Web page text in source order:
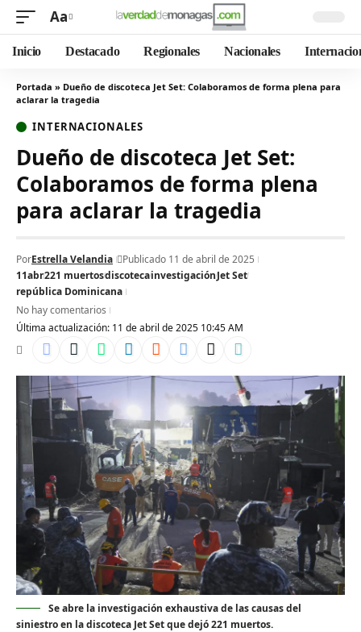
Aa
Inicio Destacado Regionales Nacionales
Portada » Dueño de discoteca Jet Set: Colaboramos de forma plena para
aclarar la tragedia
INTERNACIONALES
Dueño de discoteca Jet Set:
Colaboramos de forma plena
para aclarar la tragedia
Última actualización: 11 de abril de 2025 10:45 AM
PorEstrella Velandia
Publicado 11 de abril de 2025
11abr221 muertosdiscotecainvestigaciónJet Set
república Dominicana
No hay comentarios
Se abre la investigación exhaustiva de las causas del
siniestro en la discoteca Jet Set que dejó 221 muertos.